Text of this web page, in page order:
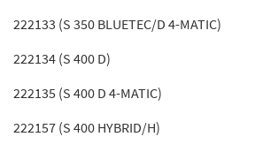
222133 (S 350 BLUETEC/D 4-MATIC)
222134 (S 400 D)
222135 (S 400 D 4-MATIC)
222157 (S 400 HYBRID/H)